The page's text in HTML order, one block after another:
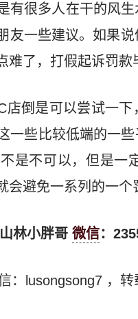
有很多人在干的风
友一些建议。如果
了，打假起诉罚款
店倒是可以尝试一
一些比较低端的一
是不可以，但是一
避免一系列的一个
林小胖哥 微信：
：lusongsong7 ，转